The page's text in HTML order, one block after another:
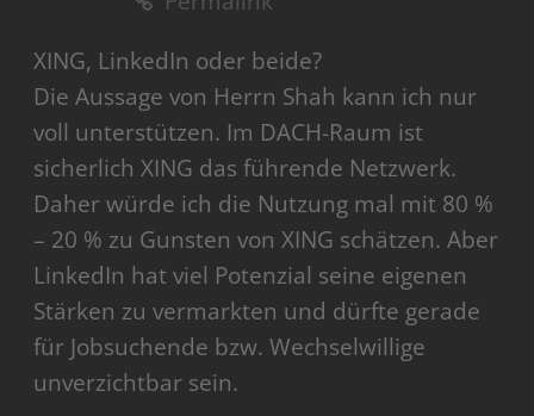
XING, LinkedIn oder beide?
Die Aussage von Herrn Shah kann ich nur
voll unterstützen. Im DACH-Raum ist
sicherlich XING das führende Netzwerk.
Daher würde ich die Nutzung mal mit 80 %
– 20 % zu Gunsten von XING schätzen. Aber
LinkedIn hat viel Potenzial seine eigenen
Stärken zu vermarkten und dürfte gerade
für Jobsuchende bzw. Wechselwillige
unverzichtbar sein.